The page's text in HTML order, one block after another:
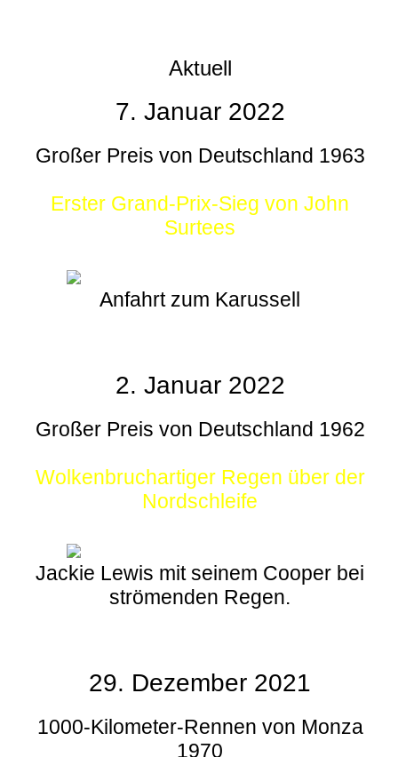
Aktuell
7. Januar 2022
Großer Preis von Deutschland 1963
Erster Grand-Prix-Sieg von John
Surtees
Anfahrt zum Karussell
2. Januar 2022
Großer Preis von Deutschland 1962
Wolkenbruchartiger Regen über der
Nordschleife
Jackie Lewis mit seinem Cooper bei
strömenden Regen.
29. Dezember 2021
1000-Kilometer-Rennen von Monza
1970